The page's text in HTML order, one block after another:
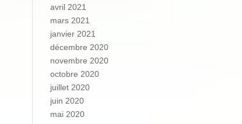
avril 2021
mars 2021
janvier 2021
décembre 2020
novembre 2020
octobre 2020
juillet 2020
juin 2020
mai 2020